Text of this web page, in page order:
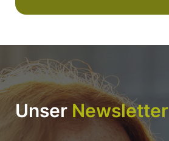
Unser Newsletter